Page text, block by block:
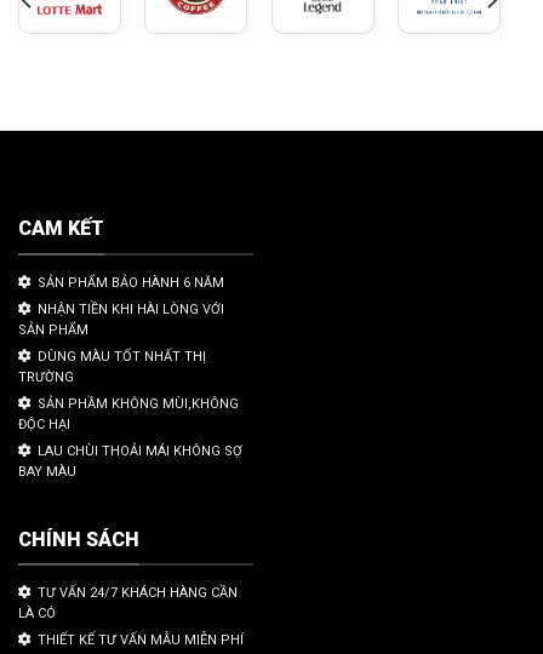
CAM KẾT
SẢN PHẨM BẢO HÀNH 6 NĂM
NHẬN TIỀN KHI HÀI LÒNG VỚI
SẢN PHẨM
DÙNG MÀU TỐT NHẤT THỊ
TRƯỜNG
SẢN PHẦM KHÔNG MÙI,KHÔNG
ĐỘC HẠI
LAU CHÙI THOẢI MÁI KHÔNG SỢ
BAY MÀU
CHÍNH SÁCH
TƯ VẤN 24/7 KHÁCH HÀNG CẦN
LÀ CÓ
THIẾT KẾ TƯ VẤN MẪU MIỄN PHÍ